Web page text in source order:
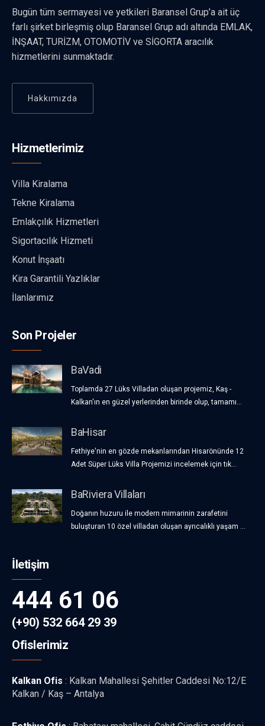
Bugün tüm sermayesi ve yetkileri Baransel Grup’a ait üç
farlı şirket birleşmiş olup Baransel Grup adı altında EMLAK,
İNŞAAT, TURİZM, OTOMOTİV ve SİGORTA aracılık
hizmetlerini sunmaktadır.
Hakkımızda
Hizmetlerimiz
Villa Kiralama
Tekne Kiralama
Emlakçılık Hizmetleri
Sigortacılık Hizmeti
Konut İnşaatı
Kira Garantili Yazlıklar
İlanlarımız
Son Projeler
BaVadi
Toplamda 27 Lüks Villadan oluşan projemiz, Kaş -
Kalkan'ın en güzel yerlerinden birinde olup, tamamı...
BaHisar
Fethiye'nin en gözde mekanlarından Hisarönünde 12
Adet Süper Lüks Villa Projemizi incelemek için tık...
BaRiviera Villaları
Doğanın huzuru ile modern mimarinin zarafetini
buluşturan 10 özel villadan oluşan ayrıcalıklı yaşam ...
İletişim
444 61 06
(+90) 532 664 29 39
Ofislerimiz
Kalkan Ofis : Kalkan Mahallesi Şehitler Caddesi No:12/E
Kalkan / Kaş – Antalya